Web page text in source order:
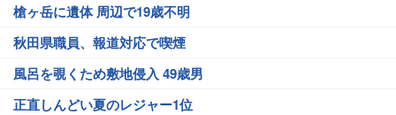
槍ヶ岳に遺体 周辺で19歳不明
秋田県職員、報道対応で喫煙
風呂を覗くため敷地侵入 49歳男
正直しんどい夏のレジャー1位